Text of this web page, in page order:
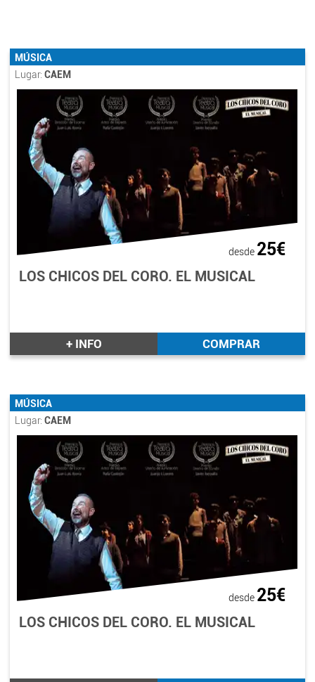
MÚSICA
Lugar: CAEM
desde 25€
LOS CHICOS DEL CORO. EL MUSICAL
+ INFO COMPRAR
MÚSICA
Lugar: CAEM
desde 25€
LOS CHICOS DEL CORO. EL MUSICAL